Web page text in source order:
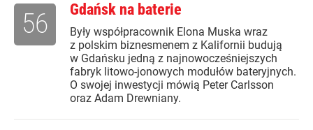
Gdańsk na baterie
Były współpracownik Elona Muska wraz
z polskim biznesmenem z Kalifornii budują
w Gdańsku jedną z najnowocześniejszych
fabryk litowo-jonowych modułów bateryjnych.
O swojej inwestycji mówią Peter Carlsson
oraz Adam Drewniany.
56